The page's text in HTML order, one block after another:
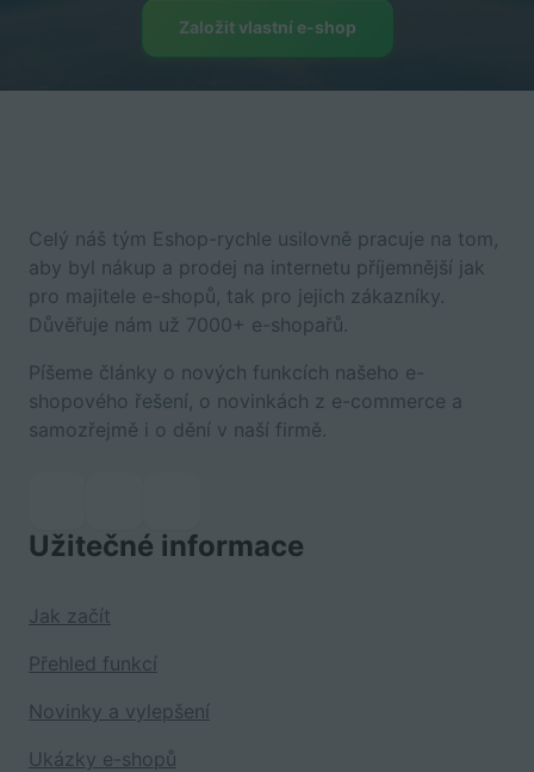
Založit vlastní e-shop
Celý náš tým Eshop-rychle usilovně pracuje na tom,
aby byl nákup a prodej na internetu příjemnější jak
pro majitele e-shopů, tak pro jejich zákazníky.
Důvěřuje nám už 7000+ e-shopařů.
Píšeme články o nových funkcích našeho e-
shopového řešení, o novinkách z e-commerce a
samozřejmě i o dění v naší firmě.
Užitečné informace
Jak začít
Přehled funkcí
Novinky a vylepšení
Ukázky e-shopů